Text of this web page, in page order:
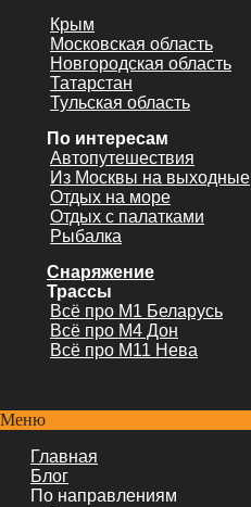
Крым
Московская область
Новгородская область
Татарстан
Тульская область
По интересам
Автопутешествия
Из Москвы на выходные
Отдых на море
Отдых с палатками
Рыбалка
Снаряжение
Трассы
Всё про М1 Беларусь
Всё про М4 Дон
Всё про М11 Нева
Меню
Главная
Блог
По направлениям